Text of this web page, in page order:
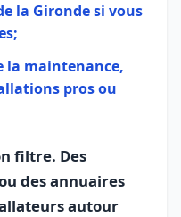
la Gironde si vous
la maintenance,
pros ou
filtre. Des
des annuaires
autour